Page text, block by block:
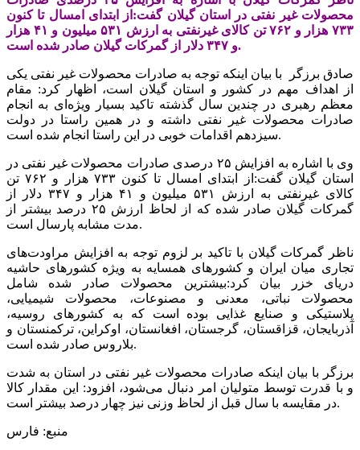
محصولات غیر نفتی در استان گیلان گفت:از ابتدای امسال تا کنون
۷۳۳ هزار و ۷۶۲ تن کالای غیرنفتی به ارزش ۵۳۱ میلیون و ۴۱ هزار
و ۳۴۷ دلار از گمرکات گیلان صادر شده است.
صادق برزگر با بیان اینکه توجه به صادرات محصولات غیر نفتی یکی
از اهداف مهم در کشور و استان گیلان است، اظهار کرد: مقام
معظم رهبری در چندین سال گذشته تاکید بسیار ویژه‌ای به انجام
صادرات محصولات غیر نفتی داشته و در همین راستا در دولت
سیزدهم اقدامات خوبی در این راستا انجام شده است.
وی با اشاره به افزایش ۲۵ درصدی صادرات محصولات غیر نفتی در
استان گیلان گفت:از ابتدای امسال تا کنون ۷۳۳ هزار و ۷۶۲ تن
کالای غیرنفتی به ارزش ۵۳۱ میلیون و ۴۱ هزار و ۳۴۷ دلار از
گمرکات گیلان صادر شده که از لحاظ ارزش ۲۵ درصد بیشتر از
مدت مشابه پارسال است.
ناظر گمرکات گیلان با تاکید بر لزوم توجه به افزایش مراودت‌های
تجاری میان ایران و کشورهای همسایه به ویژه کشورهای حاشیه
دریای خزر بیان کرد:بیشترین محصولات صادر شده شامل
محصولات نباتی، معدنی و مصنوعات، محصولات شیمیایی،
پلاستیکی و صنایع غذایی بوده است که به کشور‌های روسیه،
آذربایجان، قزاقستان، گرجستان، افغانستان، اوکراین، ترکمنستان و
بلاروس صادر شده است.
برزگر با بیان اینکه صادرات محصولات غیر نفتی در استان به شدت
و با قدرت توسط متولیان امر دنبال می‌شود، افزود: این مقدار کالا
در مقایسه با سال قبل از لحاظ وزنی نیز چهار درصد بیشتر است.
منبع: فارس